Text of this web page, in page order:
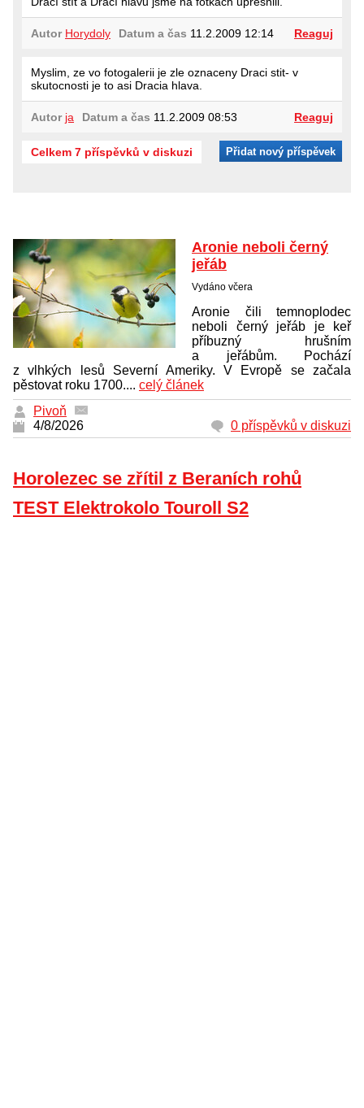
Autor Horydoly Datum a čas 11.2.2009 12:14 Reaguj
Myslim, ze vo fotogalerii je zle oznaceny Draci stit- v
skutocnosti je to asi Dracia hlava.
Autor ja Datum a čas 11.2.2009 08:53 Reaguj
Celkem 7 příspěvků v diskuzi Přidat nový příspěvek
Aronie neboli černý
jeřáb
Vydáno včera
Aronie čili temnoplodec
neboli černý jeřáb je keř
příbuzný hrušním
a jeřábům. Pochází
z vlhkých lesů Severní Ameriky. V Evropě se začala
pěstovat roku 1700.... celý článek
Pivoň
4/8/2026
0 příspěvků v diskuzi
Horolezec se zřítil z Beraních rohů
TEST Elektrokolo Touroll S2